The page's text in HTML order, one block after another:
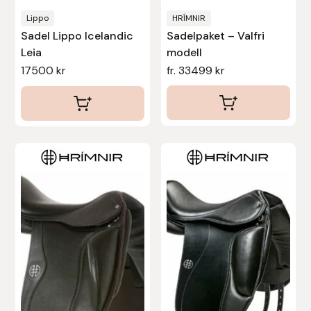
Lippo
Sadel Lippo Icelandic
Leia
17500kr
produktsidan
HRÍMNIR
Sadelpaket – Valfri
modell
fr. 33499 kr
produktsidan
här
produkten
har
flera
varianter.
De
olika
alternativen
produkten
har
flera
varianter.
De
olika
alternativen
Uhip
Uvex
Werkman Hoofcare
Willab
Wintec